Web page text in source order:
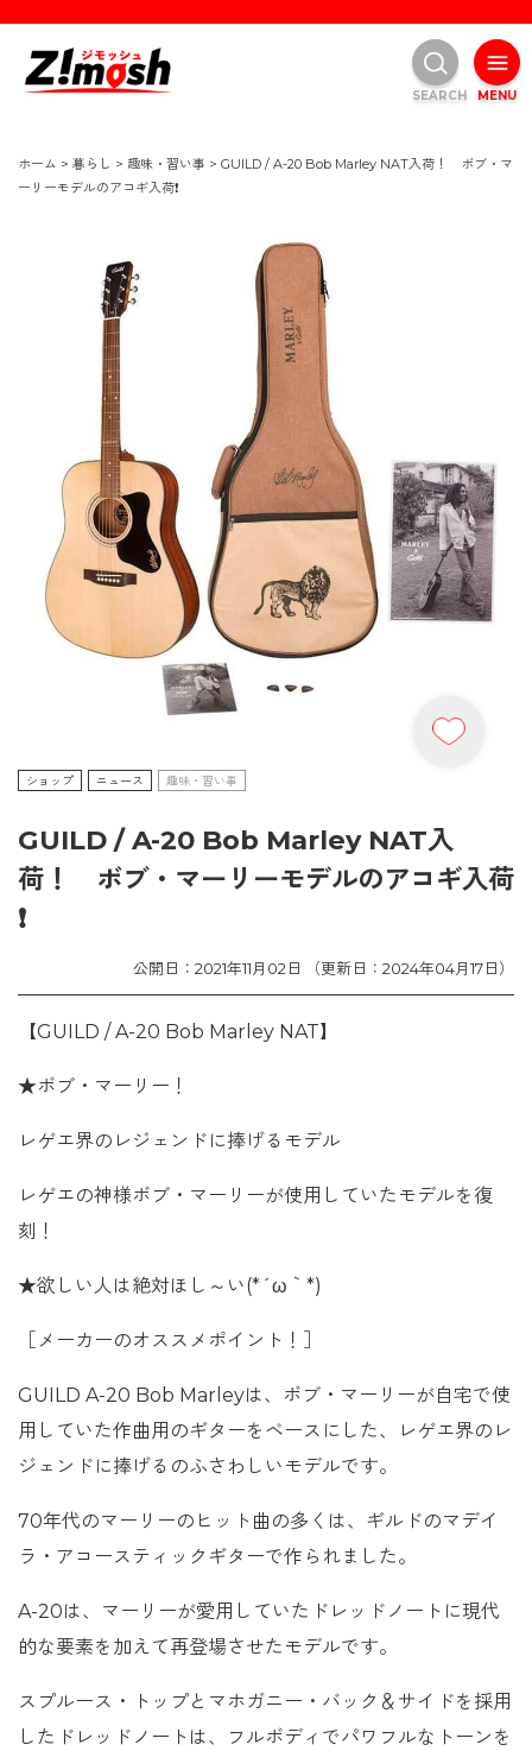
ホーム > 暮らし > 趣味・習い事 > GUILD / A-20 Bob Marley NAT入荷！ ボブ・マ
ーリーモデルのアコギ入荷❗
ショップ ニュース 趣味・習い事
GUILD / A-20 Bob Marley NAT入
荷！ ボブ・マーリーモデルのアコギ入荷
❗
公開日：2021年11月02日 （更新日：2024年04月17日）
【GUILD / A-20 Bob Marley NAT】
★ボブ・マーリー！
レゲエ界のレジェンドに捧げるモデル
レゲエの神様ボブ・マーリーが使用していたモデルを復
刻！
★欲しい人は絶対ほし～い(*´ω｀*)
［メーカーのオススメポイント！］
GUILD A-20 Bob Marleyは、ボブ・マーリーが自宅で使
用していた作曲用のギターをベースにした、レゲエ界のレ
ジェンドに捧げるのふさわしいモデルです。
70年代のマーリーのヒット曲の多くは、ギルドのマデイ
ラ・アコースティックギターで作られました。
A-20は、マーリーが愛用していたドレッドノートに現代
的な要素を加えて再登場させたモデルです。
スプルース・トップとマホガニー・バック＆サイドを採用
したドレッドノートは、フルボディでパワフルなトーンを
MENU
SEARCH